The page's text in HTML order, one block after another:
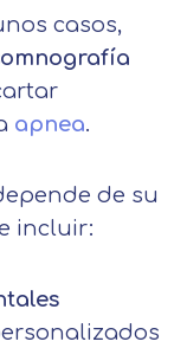
casos,
apnea.
de su
incluir:
terceros